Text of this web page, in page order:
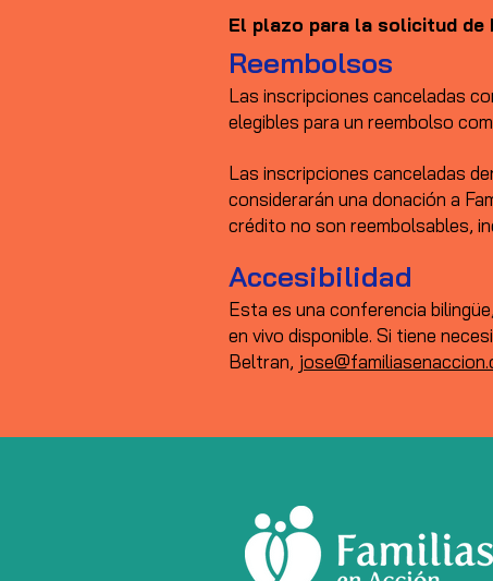
El plazo para la solicitud de
Reembolsos
Las inscripciones canceladas
elegibles para un reembolso
Las inscripciones canceladas
considerarán una donación a
crédito no son reembolsables,
Accesibilidad
Esta es una conferencia
en vivo disponible. Si tiene
Beltran,